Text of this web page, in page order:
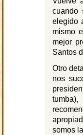
cuando
elegido
mismo
mejor
Santos
Otro
nos
somos